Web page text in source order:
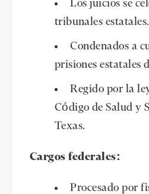
Los juicios se
tribunales estatales.
Condenados a
prisiones estatales
Regido por la
Código de Salud y
Texas.
Cargos federales:
Procesado por